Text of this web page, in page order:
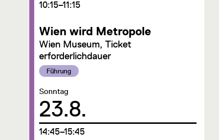
Wien wird Metropole
Wien Museum, Ticket
erforderlichdauer
Kategorie:
Führung
um
10:15–11:15
Datum:
23.8.
Sonntag
um
14:45–15:45